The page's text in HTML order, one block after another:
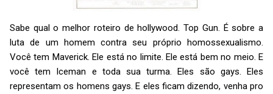
Sabe qual o melhor roteiro de hollywood. Top Gun. É sobre a
luta de um homem contra seu próprio homossexualismo.
Você tem Maverick. Ele está no limite. Ele está bem no meio. E
você tem Iceman e toda sua turma. Eles são gays. Eles
representam os homens gays. E eles ficam dizendo, venha pro